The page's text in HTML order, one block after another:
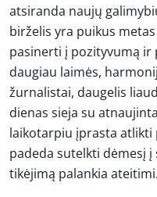
atsiranda naujų
birželis yra puikus
pasinerti į pozityvumą ir
daugiau laimės,
žurnalistai, daugelis
dienas sieja su
laikotarpiu įprasta
padeda sutelkti dėmesį
tikėjimą palankia ateitimi.